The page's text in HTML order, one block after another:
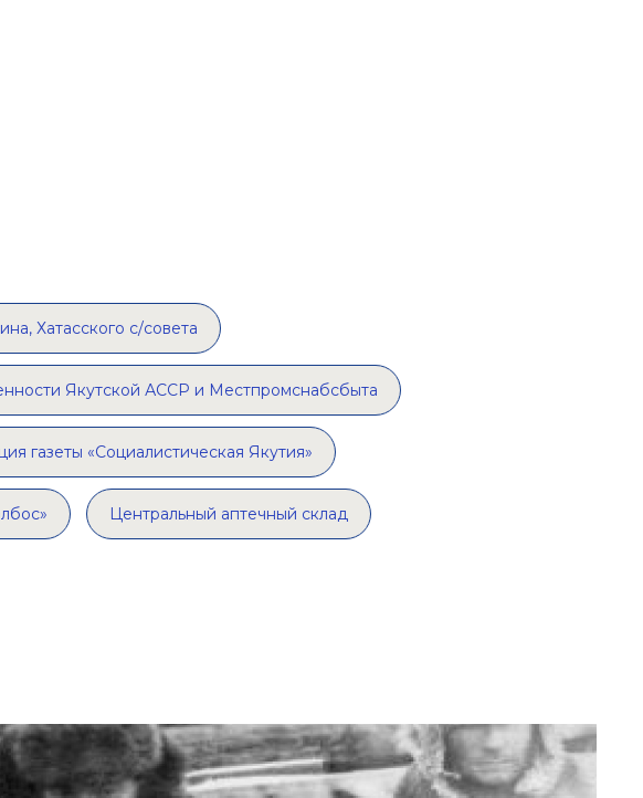
Хатасского с/совета
Якутской АССР и Местпромснабсбыта
газеты «Социалистическая Якутия»
Центральный аптечный склад